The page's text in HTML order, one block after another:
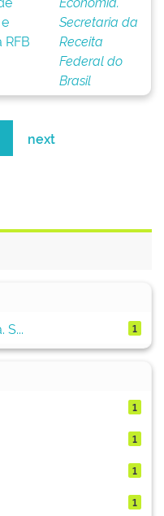
Secretaria da
Receita
Federal do
Brasil
next
S...
1
1
1
1
1